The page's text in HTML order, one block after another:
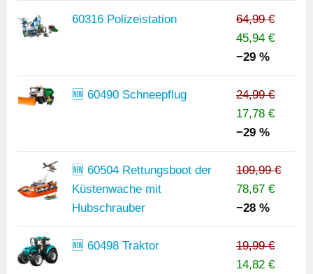
60316 Polizeistation
64,99 €
45,94 €
−29 %
🆕 60490 Schneepflug
24,99 €
17,78 €
−29 %
🆕 60504 Rettungsboot der
Küstenwache mit
Hubschrauber
109,99 €
78,67 €
−28 %
🆕 60498 Traktor
19,99 €
14,82 €